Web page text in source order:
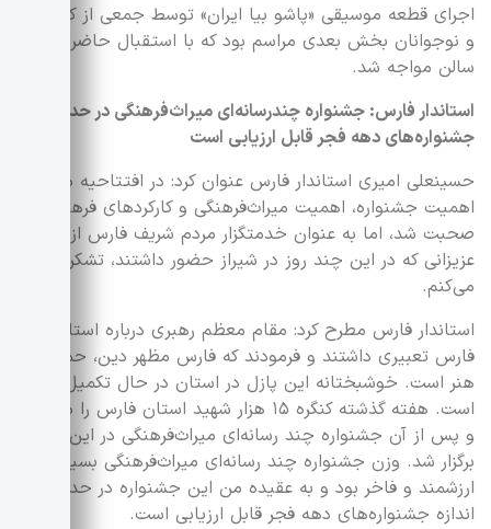
اجرای قطعه موسیقی «پاشو بیا ایران» توسط جمعی از کودکان
و نوجوانان بخش بعدی مراسم بود که با استقبال حاضرا در
سالن مواجه شد.
استاندار فارس: جشنواره چندرسانه‌ای میراث‌فرهنگی در حد
جشنواره‌های دهه فجر قابل ارزیابی است
حسینعلی امیری استاندار فارس عنوان کرد: در افتتاحیه درباره
اهمیت جشنواره، اهمیت میراث‌فرهنگی و کارکردهای فرهنگی آن
صحبت شد، اما به عنوان خدمتگزار مردم شریف فارس از تمامی
عزیزانی که در این چند روز در شیراز حضور داشتند، تشکر
می‌کنم.
استاندار فارس مطرح کرد: مقام‌ معظم‌ رهبری درباره استان
فارس تعبیری داشتند و فرمودند که فارس مظهر دین، حماسه و
هنر است. خوشبختانه این‌ پازل در استان در حال تکمیل شدن
است. هفته گذشته کنگره ۱۵ هزار شهید استان فارس را داشتیم
و پس از آن‌ جشنواره چند رسانه‌ای میراث‌فرهنگی در این استان
برگزار شد. وزن جشنواره چند رسانه‌ای میراث‌فرهنگی بسیار
ارزشمند و فاخر بود و به عقیده من این جشنواره در حد و
اندازه جشنواره‌های دهه فجر قابل ارزیابی است.